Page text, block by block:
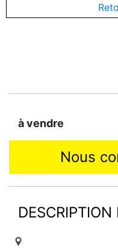
à vendre
Nous
DESCRIPTION